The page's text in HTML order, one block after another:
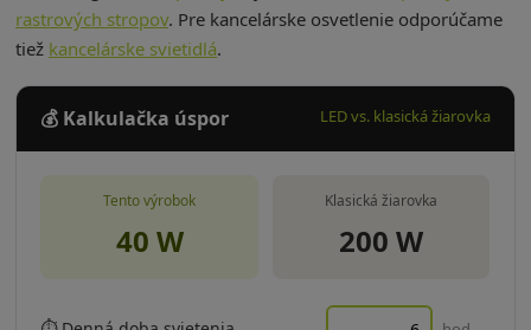
rastrových stropov. Pre kancelárske osvetlenie odporúčame
tiež kancelárske svietidlá.
💰 Kalkulačka úspor LED vs. klasická žiarovka
Tento výrobok
40 W
Klasická žiarovka
200 W